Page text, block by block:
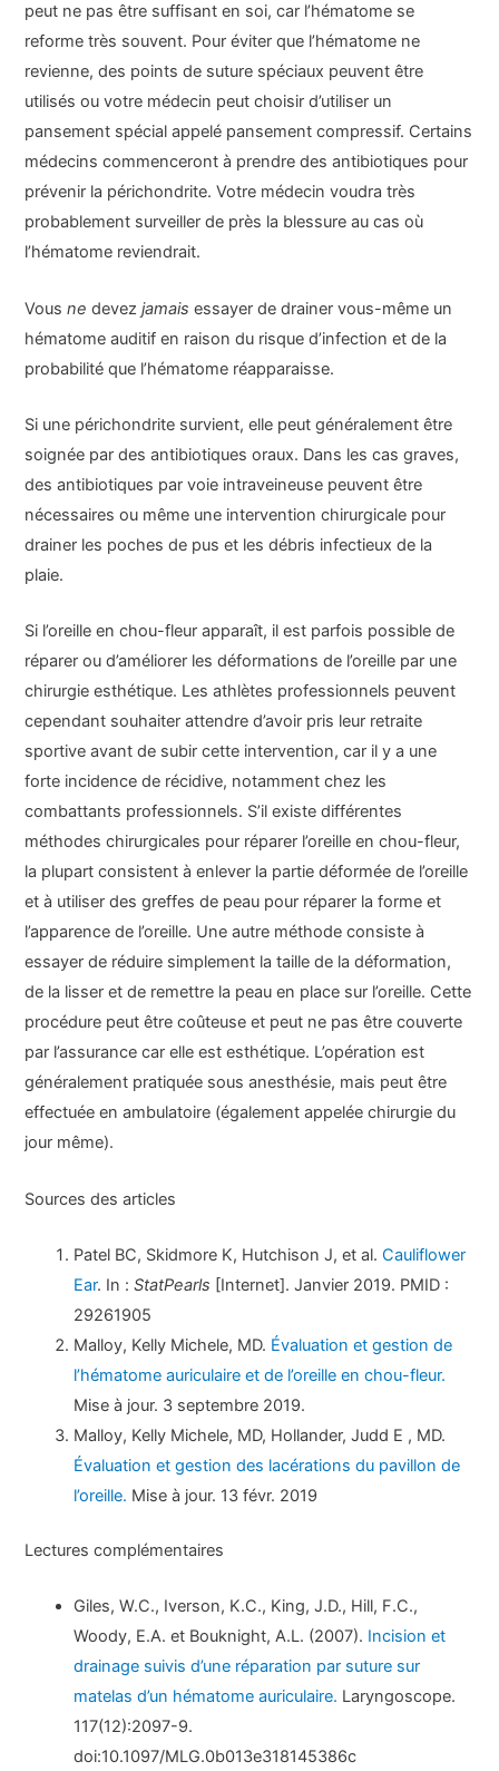
peut ne pas être suffisant en soi, car l’hématome se
reforme très souvent. Pour éviter que l’hématome ne
revienne, des points de suture spéciaux peuvent être
utilisés ou votre médecin peut choisir d’utiliser un
pansement spécial appelé pansement compressif. Certains
médecins commenceront à prendre des antibiotiques pour
prévenir la périchondrite. Votre médecin voudra très
probablement surveiller de près la blessure au cas où
l’hématome reviendrait.
Vousne devezjamais essayer de drainer vous-même un
hématome auditif en raison du risque d’infection et de la
probabilité que l’hématome réapparaisse.
Si une périchondrite survient, elle peut généralement être
soignée par des antibiotiques oraux. Dans les cas graves,
des antibiotiques par voie intraveineuse peuvent être
nécessaires ou même une intervention chirurgicale pour
drainer les poches de pus et les débris infectieux de la
plaie.
Si l’oreille en chou-fleur apparaît, il est parfois possible de
réparer ou d’améliorer les déformations de l’oreille par une
chirurgie esthétique. Les athlètes professionnels peuvent
cependant souhaiter attendre d’avoir pris leur retraite
sportive avant de subir cette intervention, car il y a une
forte incidence de récidive, notamment chez les
combattants professionnels. S’il existe différentes
méthodes chirurgicales pour réparer l’oreille en chou-fleur,
la plupart consistent à enlever la partie déformée de l’oreille
et à utiliser des greffes de peau pour réparer la forme et
l’apparence de l’oreille. Une autre méthode consiste à
essayer de réduire simplement la taille de la déformation,
de la lisser et de remettre la peau en place sur l’oreille. Cette
procédure peut être coûteuse et peut ne pas être couverte
par l’assurance car elle est esthétique. L’opération est
généralement pratiquée sous anesthésie, mais peut être
effectuée en ambulatoire (également appelée chirurgie du
jour même).
Sources des articles
Patel BC, Skidmore K, Hutchison J, et al.Cauliflower
Ear. In :StatPearls [Internet]. Janvier 2019. PMID :
29261905
Malloy, Kelly Michele, MD. Évaluation et gestion de
l’hématome auriculaire et de l’oreille en chou-fleur.
Mise à jour. 3 septembre 2019.
Malloy, Kelly Michele, MD, Hollander, Judd E , MD.
Évaluation et gestion des lacérations du pavillon de
l’oreille. Mise à jour. 13 févr. 2019
Lectures complémentaires
Giles, W.C., Iverson, K.C., King, J.D., Hill, F.C.,
Woody, E.A. et Bouknight, A.L. (2007). Incision et
drainage suivis d’une réparation par suture sur
matelas d’un hématome auriculaire. Laryngoscope.
117(12):2097-9.
doi:10.1097/MLG.0b013e318145386c